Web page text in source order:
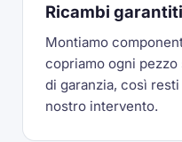
Ricambi
Montiamo
copriamo ogni
di garanzia, così
nostro intervento.